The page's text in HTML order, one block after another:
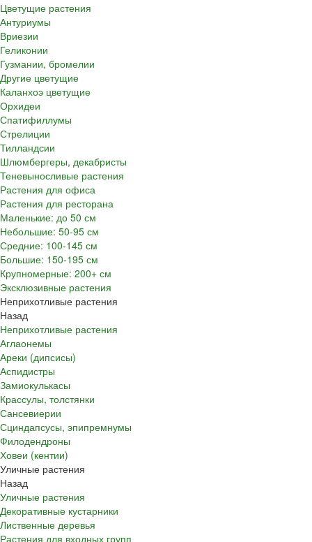
Цветущие растения
Антуриумы
Вриезии
Геликонии
Гузмании, бромелии
Другие цветущие
Каланхоэ цветущие
Орхидеи
Спатифиллумы
Стрелиции
Тилландсии
Шлюмбергеры, декабристы
Теневыносливые растения
Растения для офиса
Растения для ресторана
Маленькие: до 50 см
Небольшие: 50-95 см
Средние: 100-145 см
Большие: 150-195 см
Крупномерные: 200+ см
Эксклюзивные растения
Неприхотливые растения
Назад
Неприхотливые растения
Аглаонемы
Ареки (дипсисы)
Аспидистры
Замиокулькасы
Крассулы, толстянки
Сансевиерии
Сциндапсусы, эпипремнумы
Филодендроны
Ховеи (кентии)
Уличные растения
Назад
Уличные растения
Декоративные кустарники
Лиственные деревья
Растения для входных групп